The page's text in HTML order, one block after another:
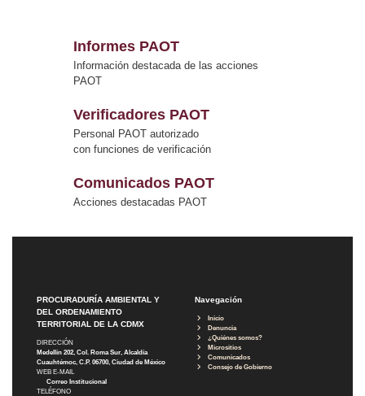
Informes PAOT
Información destacada de las acciones
PAOT
Verificadores PAOT
Personal PAOT autorizado
con funciones de verificación
Comunicados PAOT
Acciones destacadas PAOT
PROCURADURÍA AMBIENTAL Y
DEL ORDENAMIENTO
TERRITORIAL DE LA CDMX
DIRECCIÓN
Medellín 202, Col. Roma Sur, Alcaldía
Cuauhtémoc, C.P. 06700, Ciudad de México
WEB E-MAIL
Correo Institucional
TELÉFONO
Navegación
Inicio
Denuncia
¿Quiénes somos?
Micrositios
Comunicados
Consejo de Gobierno